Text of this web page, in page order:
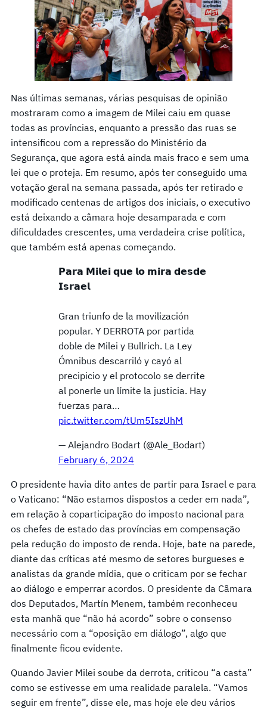
Nas últimas semanas, várias pesquisas de opinião
mostraram como a imagem de Milei caiu em quase
todas as províncias, enquanto a pressão das ruas se
intensificou com a repressão do Ministério da
Segurança, que agora está ainda mais fraco e sem uma
lei que o proteja. Em resumo, após ter conseguido uma
votação geral na semana passada, após ter retirado e
modificado centenas de artigos dos iniciais, o executivo
está deixando a câmara hoje desamparada e com
dificuldades crescentes, uma verdadeira crise política,
que também está apenas começando.
𝗣𝗮𝗿𝗮 𝗠𝗶𝗹𝗲𝗶 𝗾𝘂𝗲 𝗹𝗼 𝗺𝗶𝗿𝗮 𝗱𝗲𝘀𝗱𝗲
𝗜𝘀𝗿𝗮𝗲𝗹
Gran triunfo de la movilización
popular. Y DERROTA por partida
doble de Milei y Bullrich. La Ley
Ómnibus descarriló y cayó al
precipicio y el protocolo se derrite
al ponerle un límite la justicia. Hay
fuerzas para…
pic.twitter.com/tUm5IszUhM
— Alejandro Bodart (@Ale_Bodart)
February 6, 2024
O presidente havia dito antes de partir para Israel e para
o Vaticano: “Não estamos dispostos a ceder em nada”,
em relação à coparticipação do imposto nacional para
os chefes de estado das províncias em compensação
pela redução do imposto de renda. Hoje, bate na parede,
diante das críticas até mesmo de setores burgueses e
analistas da grande mídia, que o criticam por se fechar
ao diálogo e emperrar acordos. O presidente da Câmara
dos Deputados, Martín Menem, também reconheceu
esta manhã que “não há acordo” sobre o consenso
necessário com a “oposição em diálogo”, algo que
finalmente ficou evidente.
Quando Javier Milei soube da derrota, criticou “a casta”
como se estivesse em uma realidade paralela. “Vamos
seguir em frente”, disse ele, mas hoje ele deu vários